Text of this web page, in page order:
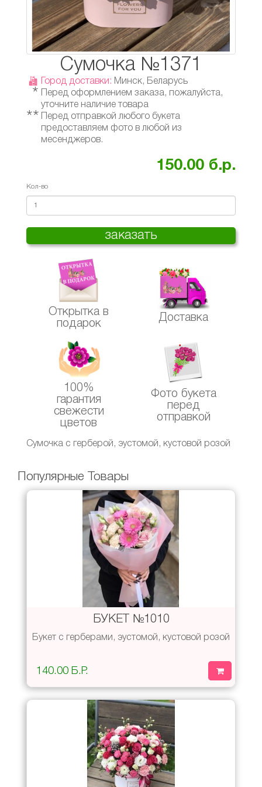
Сумочка №1371
Город доставки: Минск, Беларусь
*
Перед оформлением заказа, пожалуйста,
уточните наличие товара
**
Перед отправкой любого букета
предоставляем фото в любой из
месенджеров.
150.00 б.р.
Кол-во
заказать
Открытка в
подарок
Доставка
100%
гарантия
свежести
цветов
Фото букета
перед
отправкой
Сумочка с герберой, эустомой, кустовой розой
Популярные Товары
БУКЕТ №1010
Букет с герберами, эустомой, кустовой розой
140.00 Б.Р.